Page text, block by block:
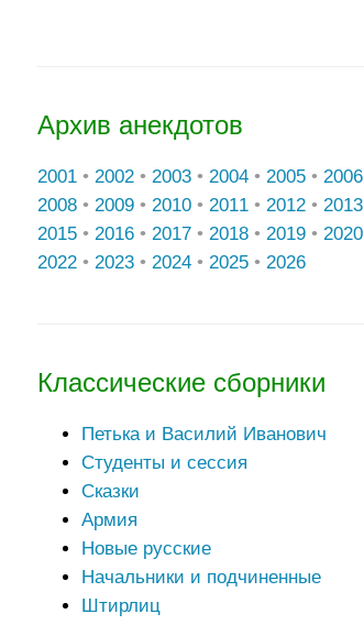
Архив анекдотов
2001 • 2002 • 2003 • 2004 • 2005 • 2006
2008 • 2009 • 2010 • 2011 • 2012 • 2013
2015 • 2016 • 2017 • 2018 • 2019 • 2020
2022 • 2023 • 2024 • 2025 • 2026
Классические сборники
Петька и Василий Иванович
Студенты и сессия
Сказки
Армия
Новые русские
Начальники и подчиненные
Штирлиц